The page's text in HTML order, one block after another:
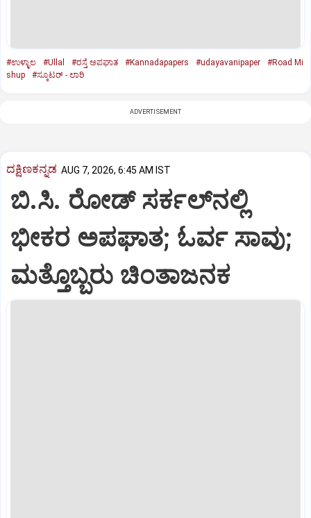
#ಉಳ್ಳಾಲ #Ullal #ರಸ್ತೆ ಅಪಘಾತ #Kannadapapers #udayavanipaper
#Road Mi
shup
#ಸ್ಕೂಟರ್‌ - ಲಾರಿ
ADVERTISEMENT
ದಕ್ಷಿಣಕನ್ನಡ AUG 7, 2026, 6:45 AM IST
ಬಿ.ಸಿ. ರೋಡ್‌ ಸರ್ಕಲ್‌ನಲ್ಲಿ
ಭೀಕರ ಅಪಘಾತ; ಓರ್ವ ಸಾವು;
ಮತ್ತೊಬ್ಬರು ಚಿಂತಾಜನಕ